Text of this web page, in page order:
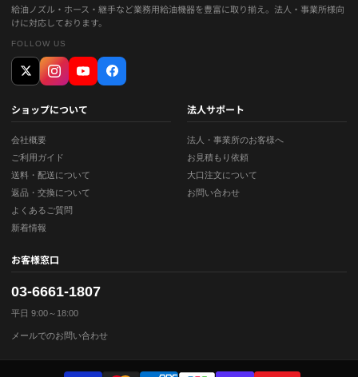
給油ノズル・ホース・継手など業務用給油機器を豊富に取り揃え。法人・事業所様向
けに対応しております。
FOLLOW US
ショップについて
会社概要
ご利用ガイド
送料・配送について
返品・交換について
よくあるご質問
新着情報
法人サポート
法人・事業所のお客様へ
お見積もり依頼
大口注文について
お問い合わせ
お客様窓口
03-6661-1807
平日 9:00～18:00
メールでのお問い合わせ